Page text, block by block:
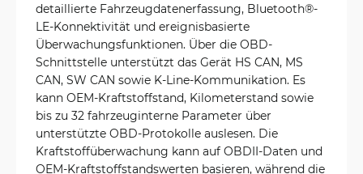
detaillierte Fahrzeugdatenerfassung, Bluetooth®-
LE-Konnektivität und ereignisbasierte
Überwachungsfunktionen. Über die OBD-
Schnittstelle unterstützt das Gerät HS CAN, MS
CAN, SW CAN sowie K-Line-Kommunikation. Es
kann OEM-Kraftstoffstand, Kilometerstand sowie
bis zu 32 fahrzeuginterne Parameter über
unterstützte OBD-Protokolle auslesen. Die
Kraftstoffüberwachung kann auf OBDII-Daten und
OEM-Kraftstoffstandswerten basieren, während die